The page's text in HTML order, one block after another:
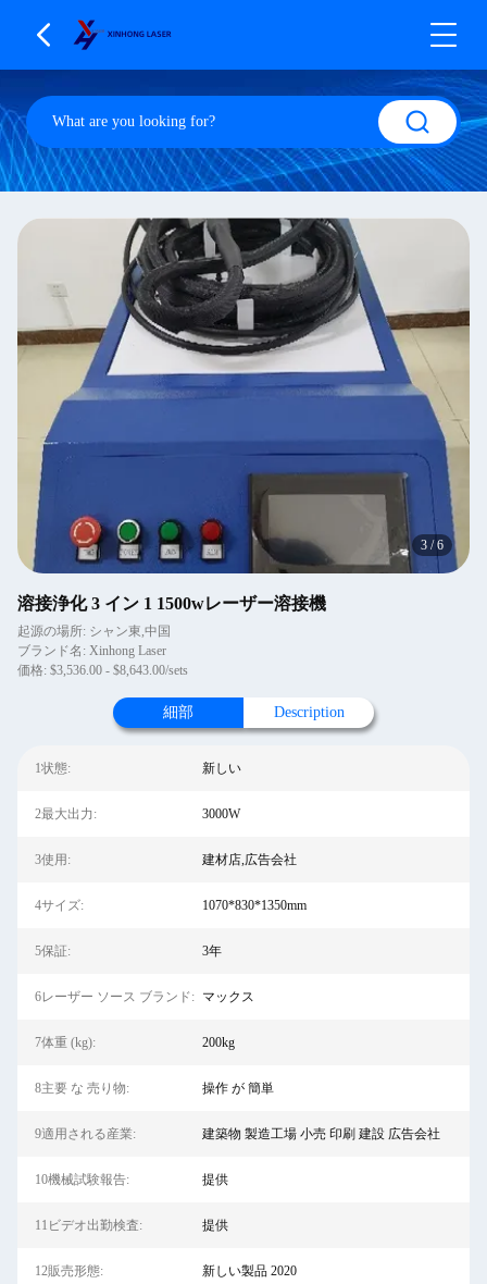
3 /6
溶接浄化 3 イン 1 1500wレーザー溶接機
起源の場所: シャン東,中国
ブランド名: Xinhong Laser
価格: $3,536.00 - $8,643.00/sets
細部 Description
1状態: 新しい
2最大出力: 3000W
3使用: 建材店,広告会社
4サイズ: 1070*830*1350mm
5保証: 3年
6レーザー ソース ブランド: マックス
7体重 (kg): 200kg
8主要 な 売り物: 操作 が 簡単
9適用される産業: 建築物 製造工場 小売 印刷 建設 広告会社
10機械試験報告: 提供
11ビデオ出勤検査: 提供
12販売形態: 新しい製品 2020